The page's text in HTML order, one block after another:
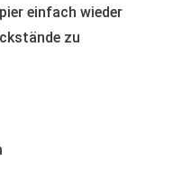
einfach wieder
zu